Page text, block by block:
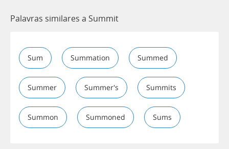
Palavras similares a Summit
Sum Summation Summed
Summer Summer's Summits
Summon Summoned Sums